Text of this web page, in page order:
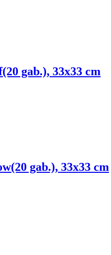
(20 gab.), 33x33 cm
(20 gab.), 33x33 cm